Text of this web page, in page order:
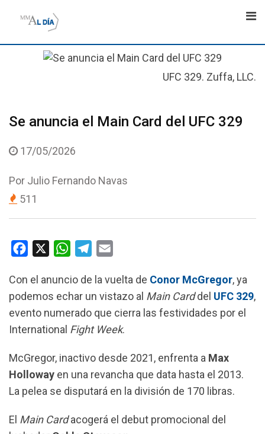
UFC 329. Zuffa, LLC.
Se anuncia el Main Card del UFC 329
17/05/2026
Por Julio Fernando Navas
511
c
e
b
o
k
W
a
t
s
A
p
e
g
r
m
a
i
l
Con el anuncio de la vuelta de Conor McGregor, ya
podemos echar un vistazo al Main Carddel UFC 329,
evento numerado que cierra las festividades por el
International Fight Week.
McGregor, inactivo desde 2021, enfrenta a Max
Holloway en una revancha que data hasta el 2013.
La pelea se disputará en la división de 170 libras.
El Main Cardacogerá el debut promocional del